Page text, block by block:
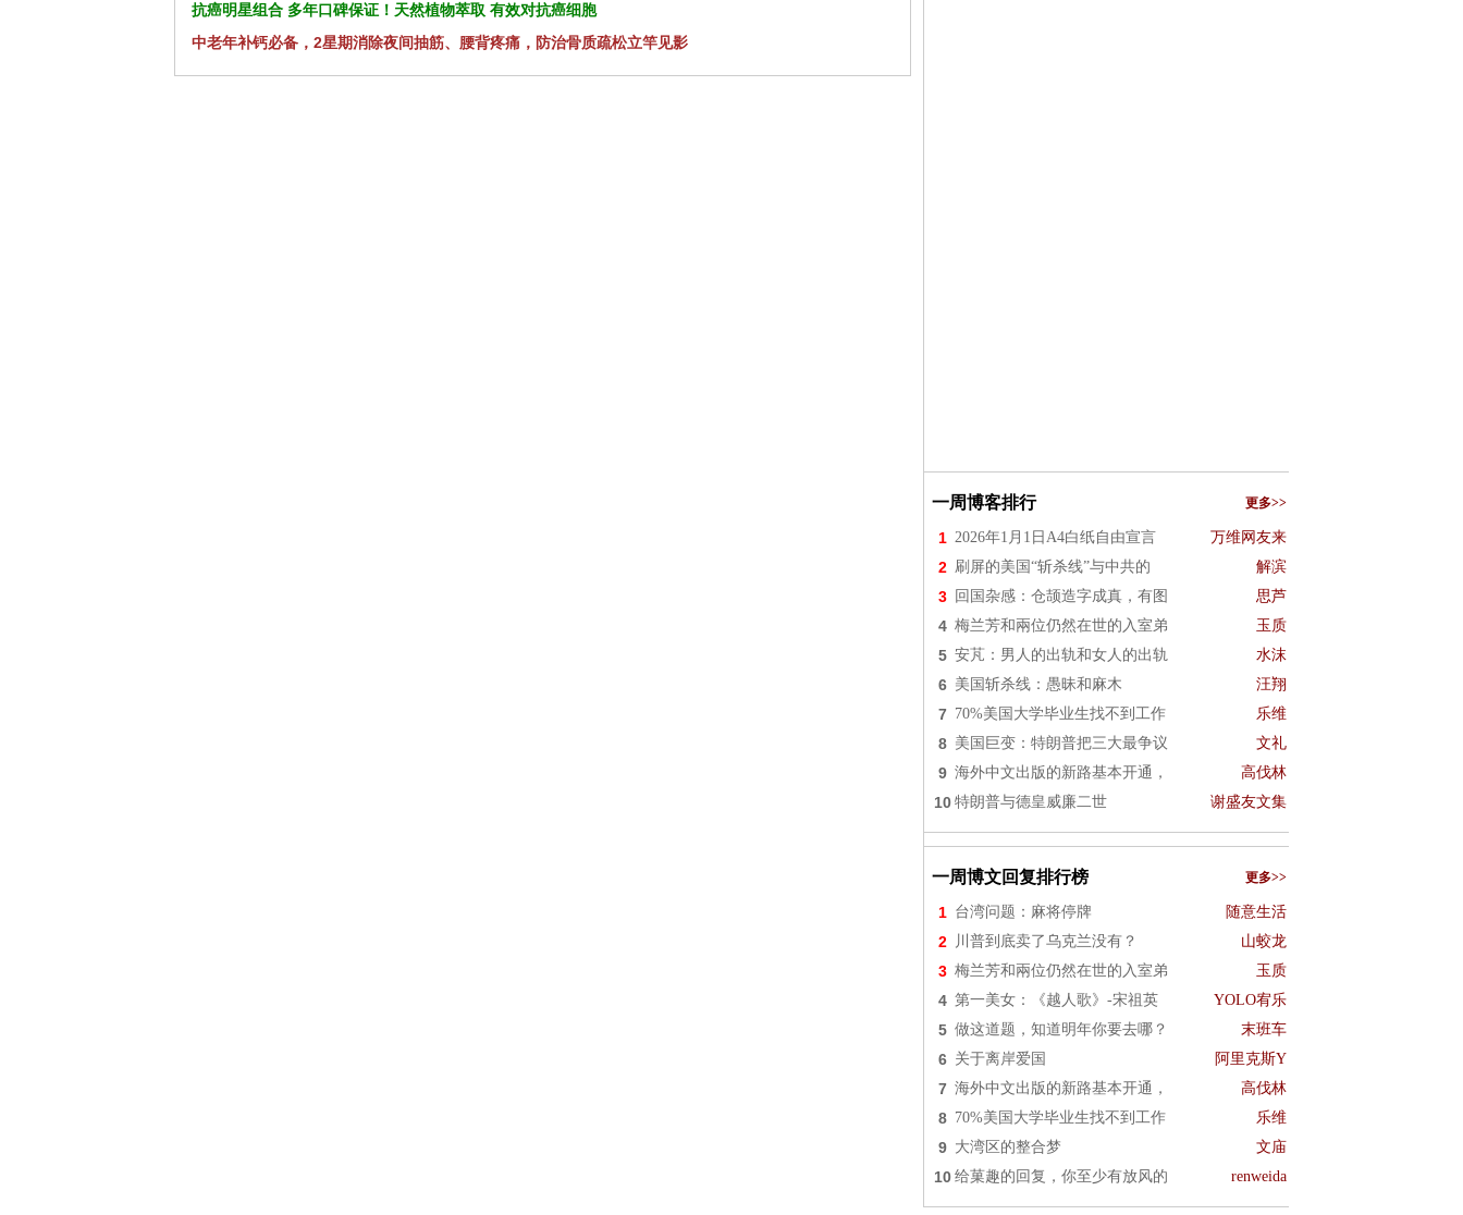
抗癌明星组合 多年口碑保证！天然植物萃取 有效对抗癌细胞
中老年补钙必备，2星期消除夜间抽筋、腰背疼痛，防治骨质疏松立竿见影
一周博客排行 更多>>
1 2026年1月1日A4白纸自由宣言 万维网友来
2 刷屏的美国“斩杀线”与中共的 解滨
3 回国杂感：仓颉造字成真，有图 思芦
4 梅兰芳和兩位仍然在世的入室弟 玉质
5 安芃：男人的出轨和女人的出轨 水沫
6 美国斩杀线：愚昧和麻木 汪翔
7 70%美国大学毕业生找不到工作 乐维
8 美国巨变：特朗普把三大最争议 文礼
9 海外中文出版的新路基本开通， 高伐林
10 特朗普与德皇威廉二世 谢盛友文集
一周博文回复排行榜 更多>>
1 台湾问题：麻将停牌 随意生活
2 川普到底卖了乌克兰没有？ 山蛟龙
3 梅兰芳和兩位仍然在世的入室弟 玉质
4 第一美女：《越人歌》-宋祖英 YOLO宥乐
5 做这道题，知道明年你要去哪？ 末班车
6 关于离岸爱国 阿里克斯Y
7 海外中文出版的新路基本开通， 高伐林
8 70%美国大学毕业生找不到工作 乐维
9 大湾区的整合梦 文庙
10 给菓趣的回复，你至少有放风的 renweida